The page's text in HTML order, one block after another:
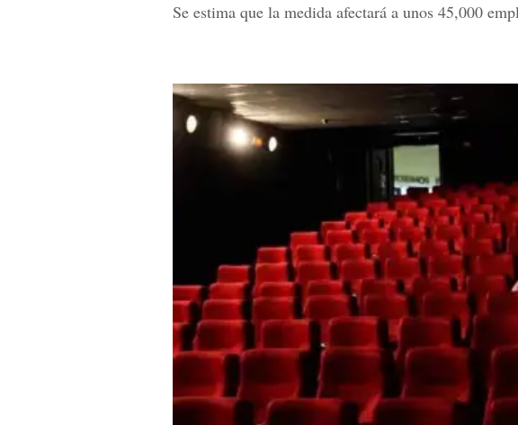
Se estima que la medida afectará a unos 45,000